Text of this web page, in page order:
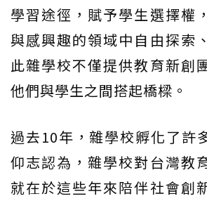
學習途徑，賦予學生選擇權
與感興趣的領域中自由探索
此雜學校不僅提供教育新創
他們與學生之間搭起橋樑。
過去10年，雜學校孵化了許
仰志認為，雜學校對台灣教
就在於這些年來陪伴社會創